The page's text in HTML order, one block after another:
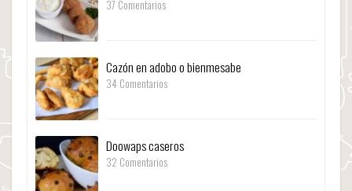
37 Comentarios
Cazón en adobo o bienmesabe
34 Comentarios
Doowaps caseros
32 Comentarios